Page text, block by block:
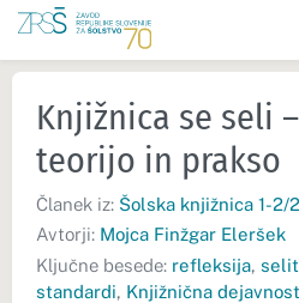
Knjižnica se seli
teorijo in prakso
Članek iz: Šolska knjižnica 1-2/
Avtorji: Mojca Finžgar Eleršek
Ključne besede: refleksija,
standardi, Knjižnična dejavnost